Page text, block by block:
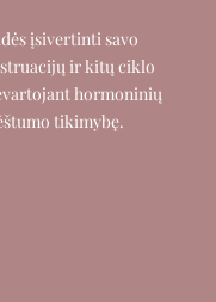
įsivertinti savo
ir kitų ciklo
hormoninių
tikimybę.